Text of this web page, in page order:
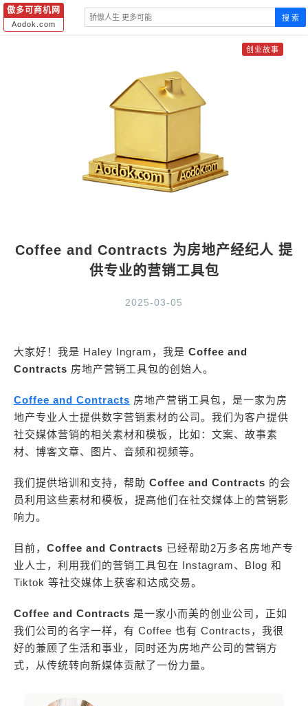
傲多可商机网
Aodok.com
搜 索
创业故事
Coffee and Contracts 为房地产经纪人 提
供专业的营销工具包
2025-03-05
大家好！我是 Haley Ingram，我是 Coffee and
Contracts 房地产营销工具包的创始人。
Coffee and Contracts 房地产营销工具包，是一家为房
地产专业人士提供数字营销素材的公司。我们为客户提供
社交媒体营销的相关素材和模板，比如：文案、故事素
材、博客文章、图片、音频和视频等。
我们提供培训和支持，帮助 Coffee and Contracts 的会
员利用这些素材和模板，提高他们在社交媒体上的营销影
响力。
目前， Coffee and Contracts 已经帮助2万多名房地产专
业人士，利用我们的营销工具包在 Instagram、Blog 和
Tiktok 等社交媒体上获客和达成交易。
Coffee and Contracts 是一家小而美的创业公司，正如
我们公司的名字一样，有 Coffee 也有 Contracts，我很
好的兼顾了生活和事业，同时还为房地产公司的营销方
式，从传统转向新媒体贡献了一份力量。